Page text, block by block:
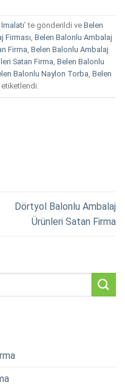
’ te gönderildi ve Belen
Firması, Belen Balonlu Ambalaj
Firma, Belen Balonlu Ambalaj
Satan Firma, Belen Balonlu
Balonlu Naylon Torba, Belen
etiketlendi.
Dörtyol Balonlu Ambalaj
Ürünleri Satan Firma